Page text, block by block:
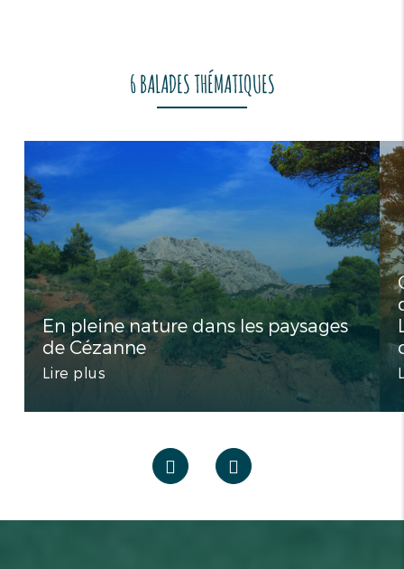
6 BALADES THÉMATIQUES
En pleine nature dans les paysages
de Cézanne
Lire plus